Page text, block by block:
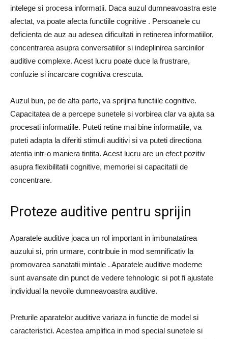
intelege si procesa informatii. Daca auzul dumneavoastra este
afectat, va poate afecta functiile cognitive . Persoanele cu
deficienta de auz au adesea dificultati in retinerea informatiilor,
concentrarea asupra conversatiilor si indeplinirea sarcinilor
auditive complexe. Acest lucru poate duce la frustrare,
confuzie si incarcare cognitiva crescuta.
Auzul bun, pe de alta parte, va sprijina functiile cognitive.
Capacitatea de a percepe sunetele si vorbirea clar va ajuta sa
procesati informatiile. Puteti retine mai bine informatiile, va
puteti adapta la diferiti stimuli auditivi si va puteti directiona
atentia intr-o maniera tintita. Acest lucru are un efect pozitiv
asupra flexibilitatii cognitive, memoriei si capacitatii de
concentrare.
Proteze auditive pentru sprijin
Aparatele auditive joaca un rol important in imbunatatirea
auzului si, prin urmare, contribuie in mod semnificativ la
promovarea sanatatii mintale . Aparatele auditive moderne
sunt avansate din punct de vedere tehnologic si pot fi ajustate
individual la nevoile dumneavoastra auditive.
Preturile aparatelor auditive variaza in functie de model si
caracteristici. Acestea amplifica in mod special sunetele si